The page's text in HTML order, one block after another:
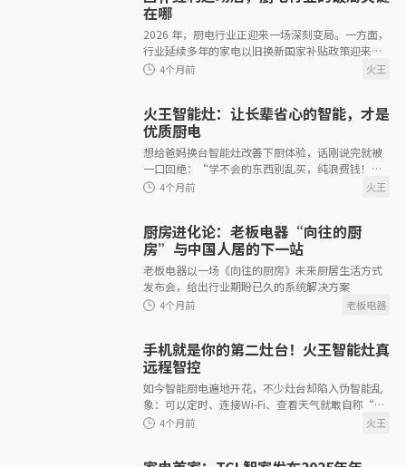
4个月前
4个月前
在哪
2026 年，厨电行业正迎来一场深刻变局。一方面，
行业延续多年的家电以旧换新国家补贴政策迎来调
整，烟机、灶具、洗碗机等核心厨电品类退出补贴
火王智能灶：让长辈省心的智能，才是
优质厨电
想给爸妈换台智能灶改善下厨体验，话刚说完就被
一口回绝：“学不会的东西别乱买，纯浪费钱！”
相信不少子女都有过这样的经历，满心孝心被泼冷
厨房进化论：老板电器“向往的厨
房”与中国人居的下一站
老板电器以一场《向往的厨房》未来厨居生活方式
发布会，给出行业期盼已久的系统解决方案
手机就是你的第二灶台！火王智能灶真
远程智控
如今智能厨电遍地开花，不少灶台却陷入伪智能乱
象：可以定时、连接Wi-Fi、查看天气就敢自称“智
能灶”，功能堆砌华而不实，完全没解决烹饪核心